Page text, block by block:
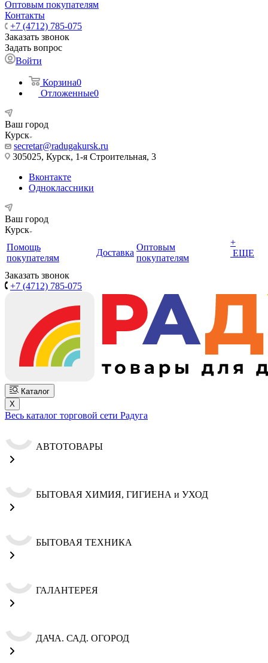
Оптовым покупателям
Контакты
+7 (4712) 785-075
Заказать звонок
Задать вопрос
Войти
Корзина0
Отложенные0
Ваш город
Курск
secretar@radugakursk.ru
305025, Курск, 1-я Строительная, 3
Вконтакте
Одноклассники
Ваш город
Курск
Помощь
покупателям
Доставка
Оптовым
покупателям
+
ЕЩЕ
Заказать звонок
+7 (4712) 785-075
Каталог
X
Весь каталог торговой сети Радуга
АВТОТОВАРЫ
БЫТОВАЯ ХИМИЯ, ГИГИЕНА и УХОД
БЫТОВАЯ ТЕХНИКА
ГАЛАНТЕРЕЯ
ДАЧА. САД. ОГОРОД